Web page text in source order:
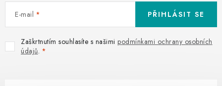
E-mail
Zaškrtnutím souhlasíte s našimi podmínkami ochrany osobních
údajů.
PŘIHLÁSIT SE